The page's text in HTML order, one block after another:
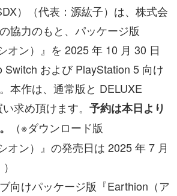
）（代表：源紘子）は、株式会
協力のもと、パッケージ版
オン）』を 2025 年 10 月 30 日
Switch および PlayStation 5 向け
本作は、通常版と DELUXE
求め頂けます。 予約は本日より
（※ダウンロード版
オン）』の発売日は 2025 年 7 月
向けパッケージ版『Earthion（ア